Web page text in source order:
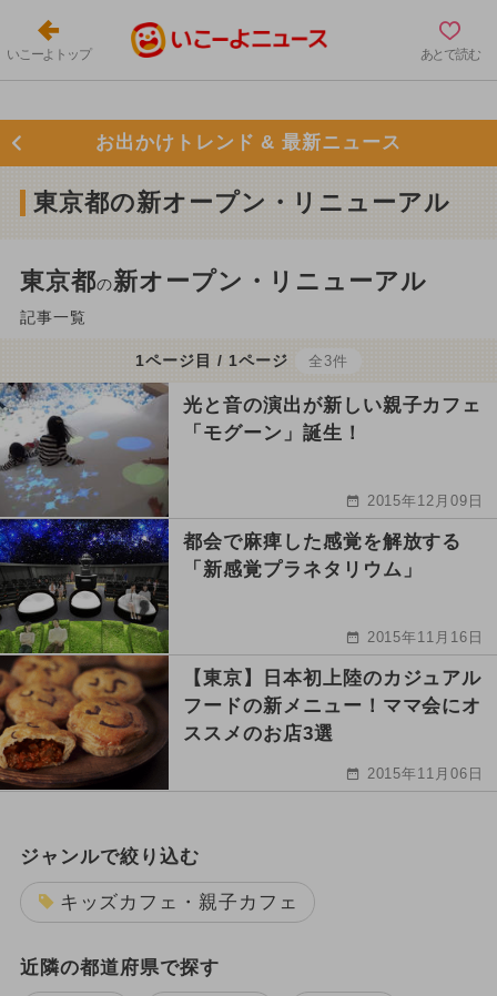
いこーよトップ あとで読む
お出かけトレンド & 最新ニュース
東京都の新オープン・リニューアル
東京都の新オープン・リニューアル
記事一覧
1ページ目 / 1ページ 全3件
光と音の演出が新しい親子カフェ
「モグーン」誕生！
2015年12月09日
都会で麻痺した感覚を解放する
「新感覚プラネタリウム」
2015年11月16日
【東京】日本初上陸のカジュアル
フードの新メニュー！ママ会にオ
ススメのお店3選
2015年11月06日
ジャンルで絞り込む
キッズカフェ・親子カフェ
近隣の都道府県で探す